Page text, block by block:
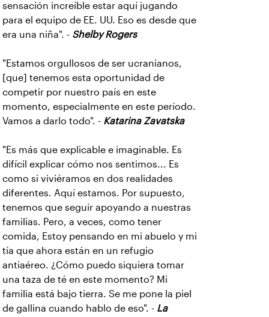
sensación increíble estar aquí jugando
para el equipo de EE. UU. Eso es desde que
era una niña". - Shelby Rogers
"Estamos orgullosos de ser ucranianos,
[que] tenemos esta oportunidad de
competir por nuestro país en este
momento, especialmente en este período.
Vamos a darlo todo". - Katarina Zavatska
"Es más que explicable e imaginable. Es
difícil explicar cómo nos sentimos... Es
como si viviéramos en dos realidades
diferentes. Aquí estamos. Por supuesto,
tenemos que seguir apoyando a nuestras
familias. Pero, a veces, como tener
comida, Estoy pensando en mi abuelo y mi
tía que ahora están en un refugio
antiaéreo. ¿Cómo puedo siquiera tomar
una taza de té en este momento? Mi
familia está bajo tierra. Se me pone la piel
de gallina cuando hablo de eso". - La